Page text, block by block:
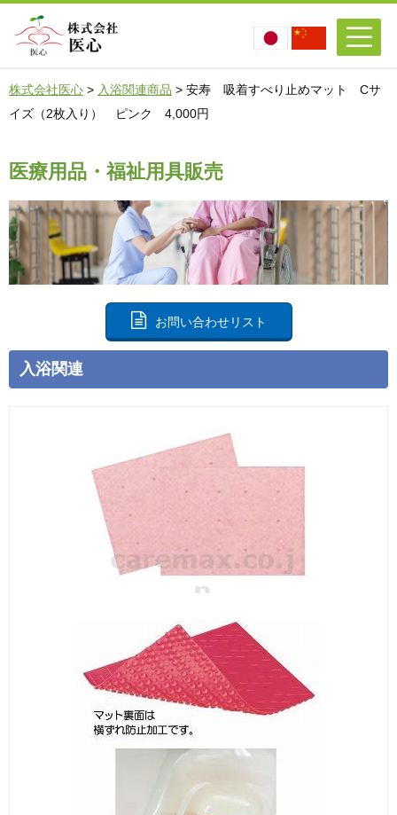
株式会社医心 > 入浴関連商品 > 安寿 吸着すべり止めマット Cサ
イズ（2枚入り） ピンク 4,000円
医療用品・福祉用具販売
お問い合わせリスト
入浴関連